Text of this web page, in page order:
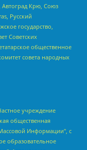
Автоград Крю, Союз
Русский
государство,
Советских
общественное
совета народных
тезисы", Данилович Ирина Брониславовна, Кашин Олег Владимирович, Петров Николай Владимирович, Пивоваров Алексей Владимирович, Соколов Михаил Владимирович, Цветкова Юлия Владимировна, Чичваркин Евгений Александрович, Комитет против пыток/Команда против пыток, Общество с ограниченной ответственностью "Первый научный", Общество с ограниченной ответственностью "Вертолет и ко", Белоцерковская Вероника Борисовна, Кац Максим Евгеньевич, Лазарева Татьяна Юрьевна, Шаведдинов Руслан Табризович, Яшин Илья Валерьевич, Общество с ограниченной ответственностью "Иноагент ААВ", Алешковский Дмитрий Петрович, Альбац Евгения Марковна, Быков Дмитрий Львович, Галямина Юлия Евгеньевна, Лойко Сергей Леонидович, Мартынов Кирилл Константинович, Медведев Сергей Александрович, Крашенинников Федор Геннадиевич, Гордеева Катерина Вл